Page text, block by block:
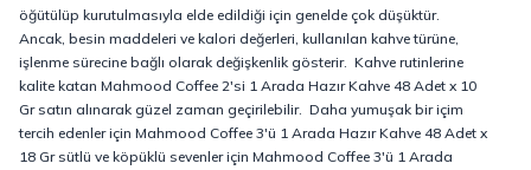
öğütülüp kurutulmasıyla elde edildiği için genelde çok düşüktür.
Ancak, besin maddeleri ve kalori değerleri, kullanılan kahve türüne,
işlenme sürecine bağlı olarak değişkenlik gösterir. Kahve rutinlerine
kalite katan Mahmood Coffee 2'si 1 Arada Hazır Kahve 48 Adet x 10
Gr satın alınarak güzel zaman geçirilebilir. Daha yumuşak bir içim
tercih edenler için Mahmood Coffee 3'ü 1 Arada Hazır Kahve 48 Adet x
18 Gr sütlü ve köpüklü sevenler için Mahmood Coffee 3'ü 1 Arada